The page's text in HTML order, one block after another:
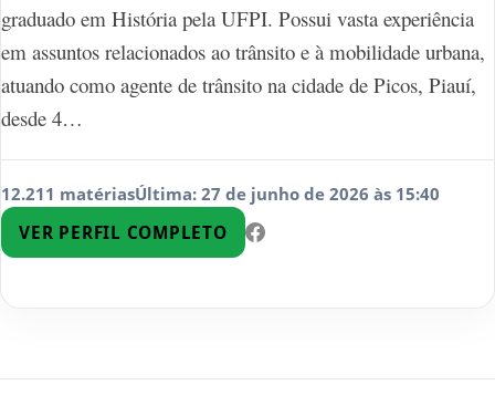
graduado em História pela UFPI. Possui vasta experiência
em assuntos relacionados ao trânsito e à mobilidade urbana,
atuando como agente de trânsito na cidade de Picos, Piauí,
desde 4…
12.211 matériasÚltima: 27 de junho de 2026 às 15:40
VER PERFIL COMPLETO